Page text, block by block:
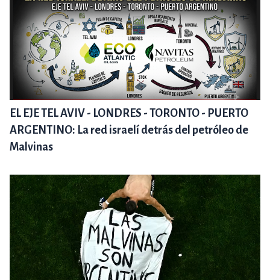
EL EJE TEL AVIV - LONDRES - TORONTO - PUERTO
ARGENTINO: La red israelí detrás del petróleo de
Malvinas